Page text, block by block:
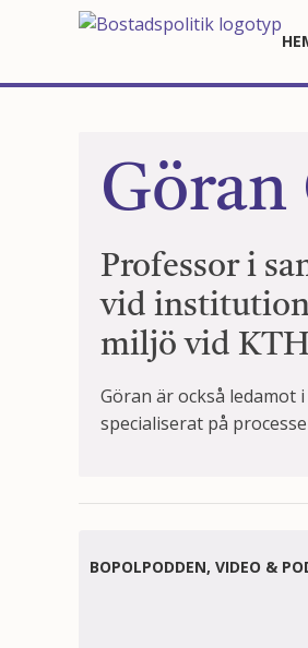
Göran
Professor i
vid
miljö vid
Göran är också ledamot
specialiserat på
BOPOLPODDEN, VIDEO &